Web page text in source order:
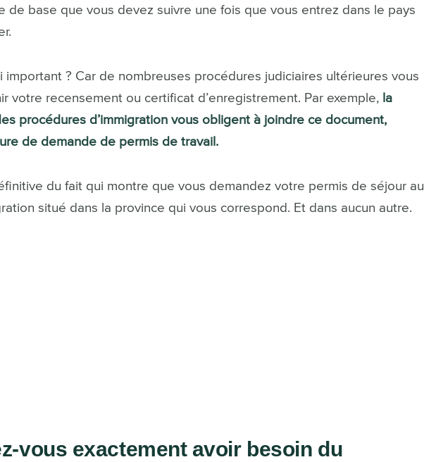
de base que vous devez suivre une fois que vous entrez dans le pays
important ? Car de nombreuses procédures judiciaires ultérieures vous
votre recensement ou certificat d’enregistrement. Par exemple, la
procédures d’immigration vous obligent à joindre ce document,
de demande de permis de travail.
du fait qui montre que vous demandez votre permis de séjour au
situé dans la province qui vous correspond. Et dans aucun autre.
vous exactement avoir besoin du